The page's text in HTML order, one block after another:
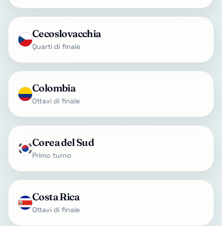
Cecoslovacchia
Quarti di finale
Colombia
Ottavi di finale
Corea del Sud
Primo turno
Costa Rica
Ottavi di finale